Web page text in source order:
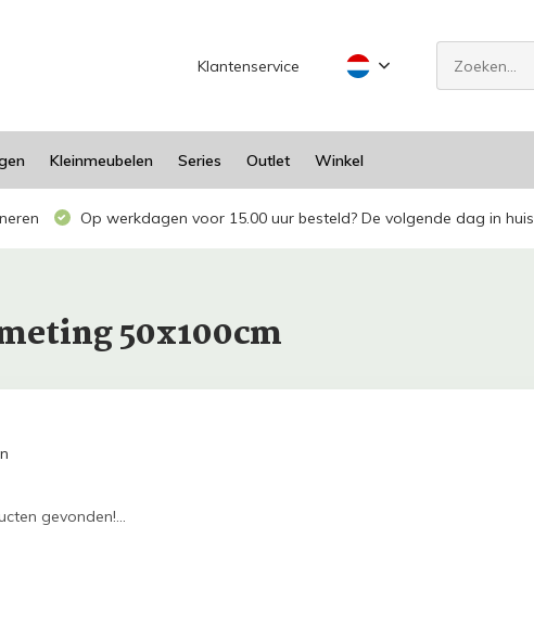
Klantenservice
Kleinmeubelen Series Outlet Winkel
Op werkdagen voor 15.00 uur besteld? De volgende dag in
50x100cm
gevonden!...